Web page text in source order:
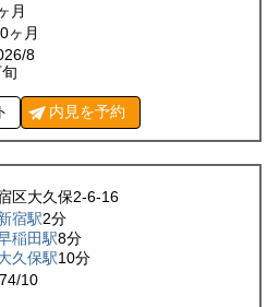
月
ヶ月
8
内見を予約
区大久保2-6-16
宿駅2分
稲田駅8分
久保駅10分
10